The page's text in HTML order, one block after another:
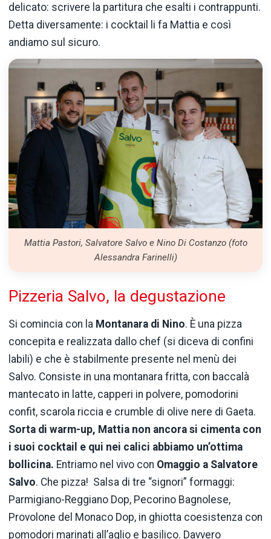
delicato: scrivere la partitura che esalti i contrappunti.
Detta diversamente: i cocktail li fa Mattia e così
andiamo sul sicuro.
Mattia Pastori, Salvatore Salvo e Nino Di Costanzo (foto
Alessandra Farinelli)
Pizzeria Salvo, la degustazione
Si comincia con la Montanara di Nino. È una pizza
concepita e realizzata dallo chef (si diceva di confini
labili) e che è stabilmente presente nel menù dei
Salvo. Consiste in una montanara fritta, con baccalà
mantecato in latte, capperi in polvere, pomodorini
confit, scarola riccia e crumble di olive nere di Gaeta.
Sorta di warm-up, Mattia non ancora si cimenta con
i suoi cocktail e qui nei calici abbiamo un’ottima
bollicina. Entriamo nel vivo con Omaggio a Salvatore
Salvo. Che pizza! Salsa di tre “signori” formaggi:
Parmigiano-Reggiano Dop, Pecorino Bagnolese,
Provolone del Monaco Dop, in ghiotta coesistenza con
pomodori marinati all’aglio e basilico. Davvero